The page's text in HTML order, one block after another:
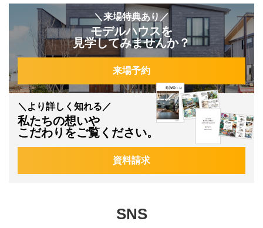
＼来場特典あり／
モデルハウスを
見学してみませんか？
来場予約
＼より詳しく知れる／
私たちの想いや
こだわりをご覧ください。
資料請求
SNS